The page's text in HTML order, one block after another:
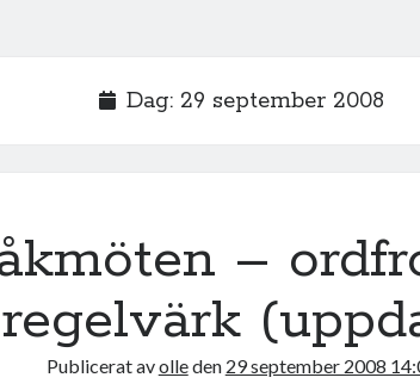
Dag: 29 september 2008
–
regelvärk
Publicerat avolleden 29 september 2008